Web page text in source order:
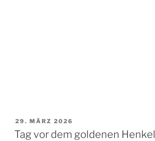
VERÖFFENTLICHT
AM
29. MÄRZ 2026
Tag vor dem goldenen Henkel